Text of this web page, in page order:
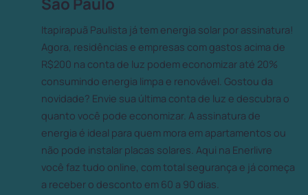
Itapirapuã Paulista já tem energia solar por assinatura!
Agora, residências e empresas com gastos acima de
R$200 na conta de luz podem economizar até 20%
consumindo energia limpa e renovável. Gostou da
novidade? Envie sua última conta de luz e descubra o
quanto você pode economizar. A assinatura de
energia é ideal para quem mora em apartamentos ou
não pode instalar placas solares. Aqui na Enerlivre
você faz tudo online, com total segurança e já começa
a receber o desconto em 60 a 90 dias.